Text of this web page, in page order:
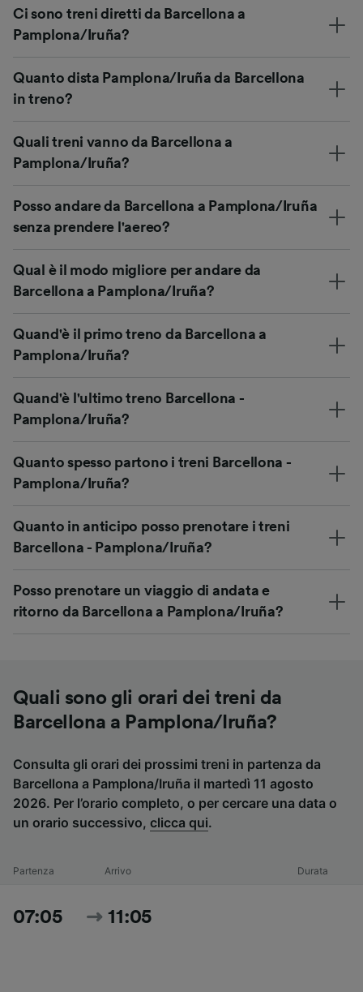
Ci sono treni diretti da Barcellona a
Pamplona/Iruña?
Quanto dista Pamplona/Iruña da Barcellona
in treno?
Quali treni vanno da Barcellona a
Pamplona/Iruña?
Posso andare da Barcellona a Pamplona/Iruña
senza prendere l'aereo?
Qual è il modo migliore per andare da
Barcellona a Pamplona/Iruña?
Quand'è il primo treno da Barcellona a
Pamplona/Iruña?
Quand'è l'ultimo treno Barcellona -
Pamplona/Iruña?
Quanto spesso partono i treni Barcellona -
Pamplona/Iruña?
Quanto in anticipo posso prenotare i treni
Barcellona - Pamplona/Iruña?
Posso prenotare un viaggio di andata e
ritorno da Barcellona a Pamplona/Iruña?
Quali sono gli orari dei treni da
Barcellona a Pamplona/Iruña?
Consulta gli orari dei prossimi treni in partenza da
Barcellona a Pamplona/Iruña il martedì 11 agosto
2026. Per l’orario completo, o per cercare una data o
un orario successivo, clicca qui.
Partenza Arrivo Durata
07:05 11:05